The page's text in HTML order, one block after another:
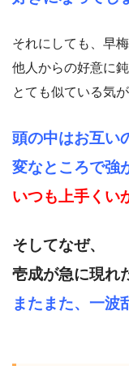
それにしても、早
他人からの好意に鈍
とても似ている気が
頭の中はお互い
変なところで強
いつも上手くい
そしてなぜ、
壱成が急に現れ
またまた、一波